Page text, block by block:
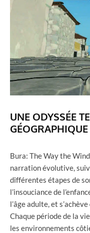
UNE ODYSSÉE
GÉOGRAPHIQUE
Bura: The Way the
narration évolutive,
différentes étapes de
l’insouciance de
l’âge adulte, et
Chaque période de la
les environnements